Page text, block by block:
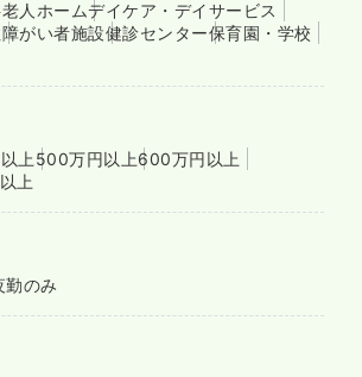
人ホームデイケア・デイサービス
障がい者施設健診センター保育園・学校
上 500万円以上600万円以上
上
勤のみ